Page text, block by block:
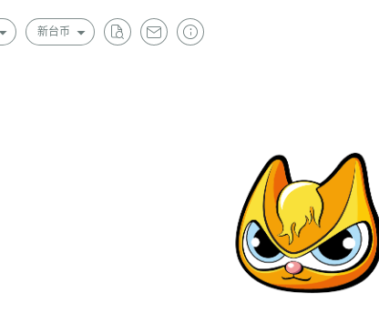
新台币